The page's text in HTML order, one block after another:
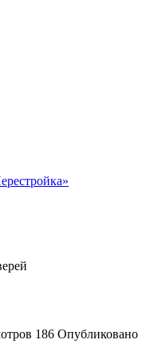
186 Опубликовано